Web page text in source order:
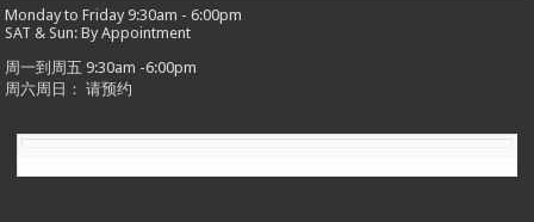
Monday to Friday 9:30am - 6:00pm
SAT & Sun: By Appointment
周一到周五 9:30am -6:00pm
周六周日： 请预约